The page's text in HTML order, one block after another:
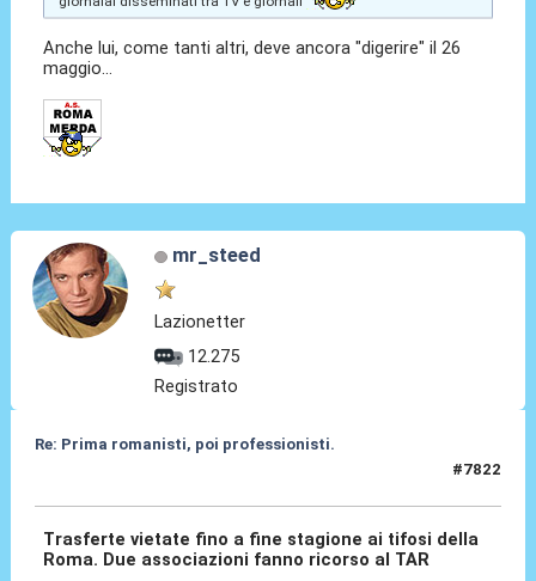
Anche lui, come tanti altri, deve ancora "digerire" il 26
maggio...
mr_steed
Lazionetter
12.275
Registrato
Re: Prima romanisti, poi professionisti.
#7822
Trasferte vietate fino a fine stagione ai tifosi della
Roma. Due associazioni fanno ricorso al TAR